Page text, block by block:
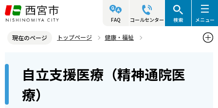
こ
の
ジ
頭
FAQ コールセンター 検索 メニュー
現在のページ トップページ
健康・福祉
自立支援医療（精神通院医療）
自立支援医療（精神通院医
療）